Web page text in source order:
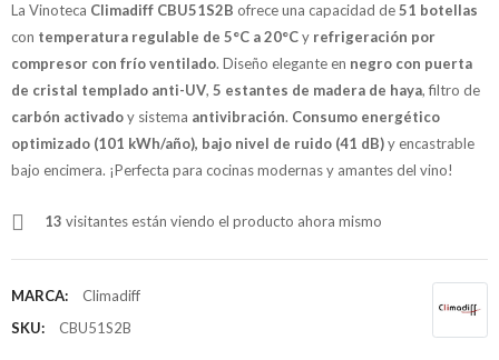
La Vinoteca Climadiff CBU51S2B ofrece una capacidad de51 botellas
con temperatura regulable de 5°C a 20°Cy refrigeración por
compresor con frío ventilado. Diseño elegante en negro con puerta
de cristal templado anti-UV, 5 estantes de madera de haya, filtro de
carbón activadoy sistema antivibración. Consumo energético
optimizado (101 kWh/año), bajo nivel de ruido (41 dB)y encastrable
bajo encimera. ¡Perfecta para cocinas modernas y amantes del vino!
13 visitantes están viendo el producto ahora mismo
MARCA:
Climadiff
SKU:
CBU51S2B